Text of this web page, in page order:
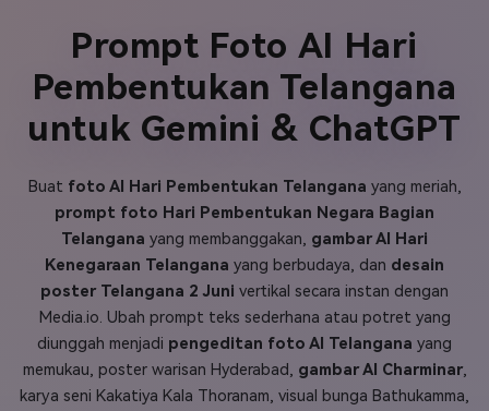
AI Audio
Model AI yang Didukung
Editor Video AI
Editor Gambar AI
Find More Solutions >>
Efek Video
Efek Foto
Sumber Daya
Panduan Pengguna Apa yang Baru
FAQs Hubungi Kami
Tips & Tutorial AI
Harga
Veo3
Masuk
Berkreasi dengan AI
Prompt Foto AI Hari
Pembentukan Telangana
untuk Gemini & ChatGPT
Buat foto AI Hari Pembentukan Telangana yang meriah,
prompt foto Hari Pembentukan Negara Bagian
Telangana yang membanggakan, gambar AI Hari
Kenegaraan Telangana yang berbudaya, dan desain
poster Telangana 2 Juni vertikal secara instan dengan
Media.io. Ubah prompt teks sederhana atau potret yang
diunggah menjadi pengeditan foto AI Telangana yang
memukau, poster warisan Hyderabad, gambar AI Charminar,
karya seni Kakatiya Kala Thoranam, visual bunga Bathukamma,